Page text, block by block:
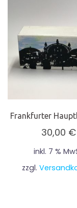
Frankfurter
30,00 €
inkl. 7 %
zzgl.